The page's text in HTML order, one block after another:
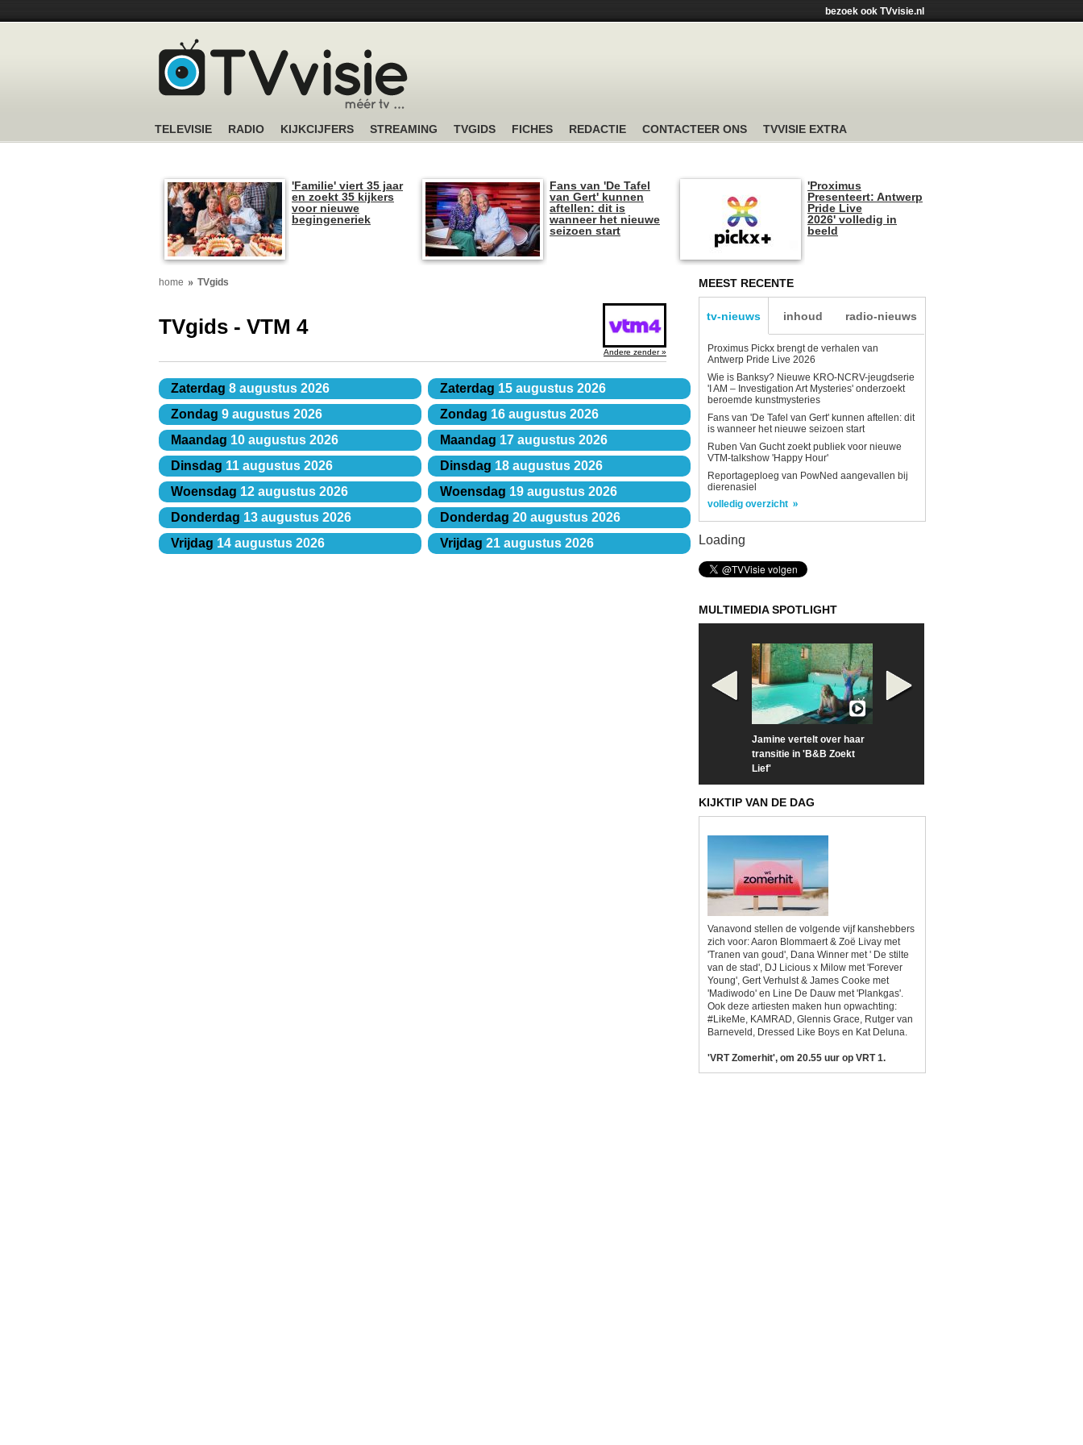
bezoek ook TVvisie.nl
TELEVISIE RADIO KIJKCIJFERS STREAMING TVGIDS FICHES REDACTIE CONTACTEER ONS TVVISIE EXTRA
'Familie' viert 35 jaar
en zoekt 35 kijkers
voor nieuwe
begingeneriek
Fans van 'De Tafel
van Gert' kunnen
aftellen: dit is
wanneer het nieuwe
seizoen start
'Proximus
Presenteert: Antwerp
Pride Live
2026' volledig in
beeld
home TVgids
TVgids - VTM 4
Andere zender »
Zaterdag 8 augustus 2026
Zondag 9 augustus 2026
Maandag 10 augustus 2026
Dinsdag 11 augustus 2026
Woensdag 12 augustus 2026
Donderdag 13 augustus 2026
Vrijdag 14 augustus 2026
Zaterdag 15 augustus 2026
Zondag 16 augustus 2026
Maandag 17 augustus 2026
Dinsdag 18 augustus 2026
Woensdag 19 augustus 2026
Donderdag 20 augustus 2026
Vrijdag 21 augustus 2026
MEEST RECENTE
tv-nieuws inhoud radio-nieuws
Proximus Pickx brengt de verhalen van
Antwerp Pride Live 2026
Wie is Banksy? Nieuwe KRO-NCRV-jeugdserie
'I AM – Investigation Art Mysteries' onderzoekt
beroemde kunstmysteries
Fans van 'De Tafel van Gert' kunnen aftellen: dit
is wanneer het nieuwe seizoen start
Ruben Van Gucht zoekt publiek voor nieuwe
VTM-talkshow 'Happy Hour'
Reportageploeg van PowNed aangevallen bij
dierenasiel
volledig overzicht
Loading
MULTIMEDIA SPOTLIGHT
Jamine vertelt over haar
transitie in 'B&B Zoekt
Lief'
KIJKTIP VAN DE DAG
Vanavond stellen de volgende vijf kanshebbers
zich voor: Aaron Blommaert & Zoë Livay met
'Tranen van goud', Dana Winner met ' De stilte
van de stad', DJ Licious x Milow met 'Forever
Young', Gert Verhulst & James Cooke met
'Madiwodo' en Line De Dauw met 'Plankgas'.
Ook deze artiesten maken hun opwachting:
#LikeMe, KAMRAD, Glennis Grace, Rutger van
Barneveld, Dressed Like Boys en Kat Deluna.
'VRT Zomerhit', om 20.55 uur op VRT 1.